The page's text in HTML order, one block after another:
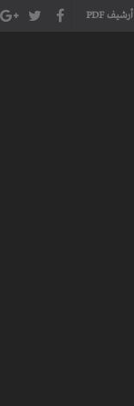
أرشيف PDF